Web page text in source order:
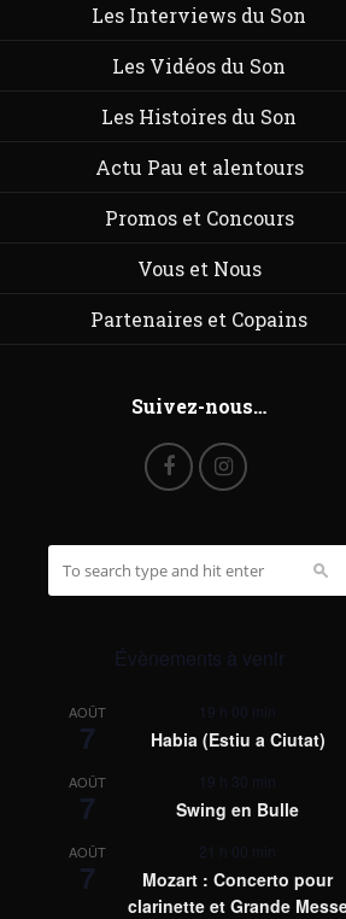
Les Interviews du Son
Les Vidéos du Son
Les Histoires du Son
Actu Pau et alentours
Promos et Concours
Vous et Nous
Partenaires et Copains
Suivez-nous…
Évènements à venir
AOÛT
7
19 h 00 min
Habia (Estiu a Ciutat)
AOÛT
7
19 h 30 min
Swing en Bulle
AOÛT
7
21 h 00 min
Mozart : Concerto pour
clarinette et Grande